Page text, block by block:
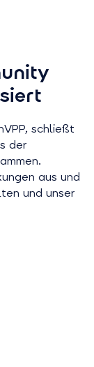
schließt
der
aus und
und unser